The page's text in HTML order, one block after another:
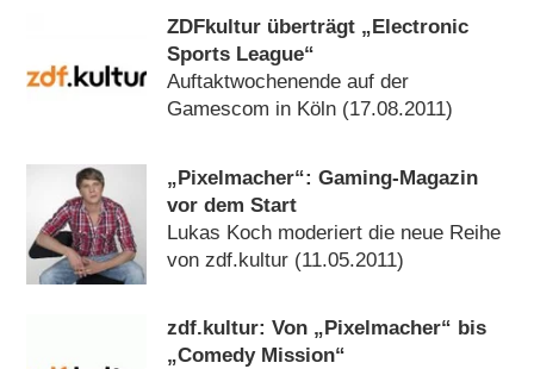
ZDFkultur überträgt „Electronic
Sports League“
Auftaktwochenende auf der
Gamescom in Köln (17.08.2011)
„Pixelmacher“: Gaming-Magazin
vor dem Start
Lukas Koch moderiert die neue Reihe
von zdf.kultur (11.05.2011)
zdf.kultur: Von „Pixelmacher“ bis
„Comedy Mission“